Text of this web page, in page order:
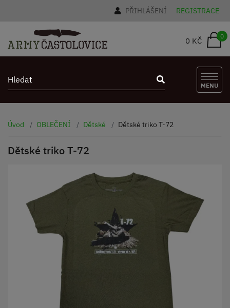
PŘIHLÁŠENÍ REGISTRACE
0 KČ 0
MENU
Úvod OBLEČENÍ Dětské Dětské triko T-72
Dětské triko T-72